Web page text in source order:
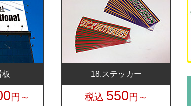
円～
18.ステッカー
税込 550円～